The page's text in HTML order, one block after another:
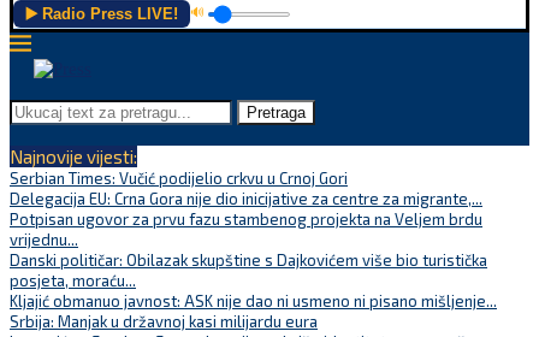
▶️ Radio Press LIVE! 🔊
Pretraga
Najnovije vijesti:
Serbian Times: Vučić podijelio crkvu u Crnoj Gori
Delegacija EU: Crna Gora nije dio inicijative za centre za migrante,...
Potpisan ugovor za prvu fazu stambenog projekta na Veljem brdu
vrijednu...
Danski političar: Obilazak skupštine s Dajkovićem više bio turistička
posjeta, moraću...
Kljajić obmanuo javnost: ASK nije dao ni usmeno ni pisano mišljenje...
Srbija: Manjak u državnoj kasi milijardu eura